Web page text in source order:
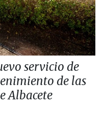
servicio de
de las
Albacete